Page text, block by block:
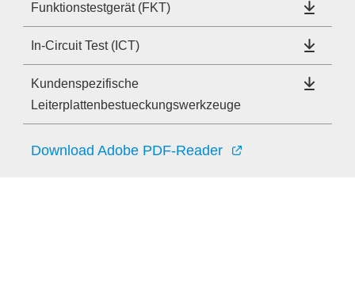
Funktionstestgerät (FKT)
In-Circuit Test (ICT)
Kundenspezifische
Leiterplattenbestueckungswerkzeuge
Download Adobe PDF-Reader